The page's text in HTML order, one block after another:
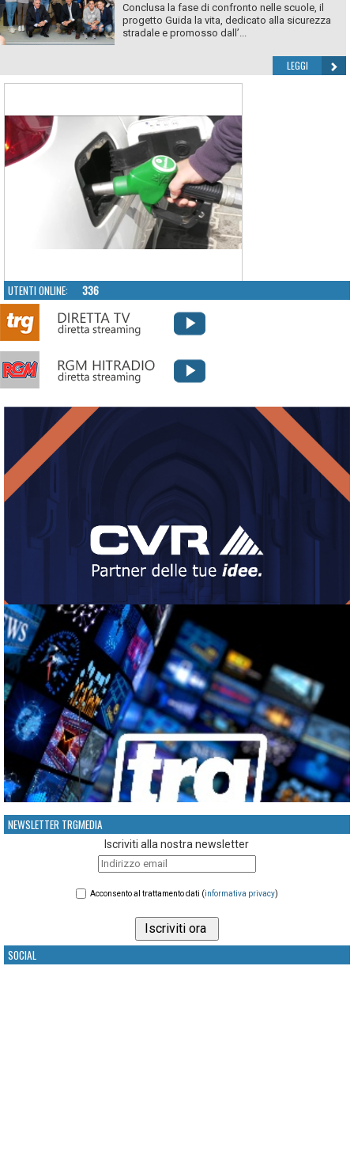
Conclusa la fase di confronto nelle scuole, il
progetto Guida la vita, dedicato alla sicurezza
stradale e promosso dall’...
LEGGI
UTENTI ONLINE: 336
NEWSLETTER TRGMEDIA
Iscriviti alla nostra newsletter
Acconsento al trattamento dati (informativa privacy)
SOCIAL